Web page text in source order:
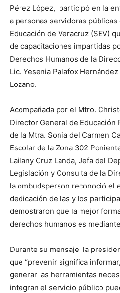
Pérez López, participó en la
a personas servidoras públicas
Educación de Veracruz (SEV)
de capacitaciones impartidas
Derechos Humanos de la
Lic. Yesenia Palafox
Lozano.
Acompañada por el Mtro.
Director General de Educación
de la Mtra. Sonia del Carmen
Escolar de la Zona 302
Lailany Cruz Landa, Jefa del
Legislación y Consulta de la
la ombudsperson reconoció el
dedicación de las y los
demostraron que la mejor
derechos humanos es
Durante su mensaje, la
que “prevenir significa
generar las herramientas
integran el servicio público